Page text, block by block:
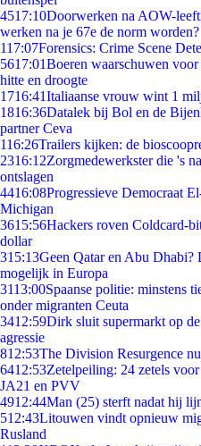
4517:10Doorwerken na AOW-
werken na je 67e de norm worden?
117:07Forensics: Crime Scene
5617:01Boeren waarschuwen
hitte en droogte
1716:41Italiaanse vrouw wint 1
1816:36Datalek bij Bol en de
partner Ceva
116:26Trailers kijken: de
2316:12Zorgmedewerkster die 's
ontslagen
4416:08Progressieve Democraat
Michigan
3615:56Hackers roven Coldcard-
dollar
315:13Geen Qatar en Abu Dhabi?
mogelijk in Europa
3113:00Spaanse politie: minstens
onder migranten Ceuta
3412:59Dirk sluit supermarkt op
agressie
812:53The Division Resurgence
6412:53Zetelpeiling: 24 zetels
JA21 en PVV
4912:44Man (25) sterft nadat hij
512:43Litouwen vindt opnieuw
Rusland